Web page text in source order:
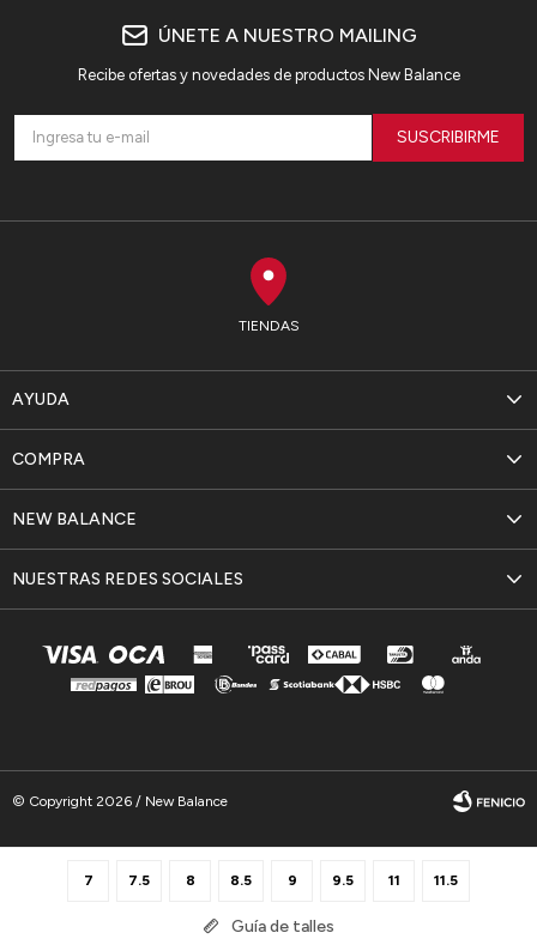
7 7.5 8 8.5 9 9.5 11 11.5
Guía de talles
TIENDAS
AYUDA
NEW BALANCE
COMPRA
NUESTRAS REDES SOCIALES
ÚNETE A NUESTRO MAILING
Recibe ofertas y novedades de productos New Balance
SUSCRIBIRME
© Copyright 2026 / New Balance